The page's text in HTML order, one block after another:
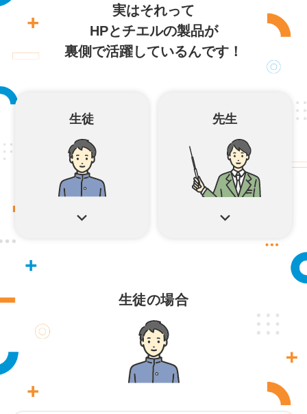
実はそれって
HPとチエルの製品が
裏側で活躍しているんです！
生徒 先生
生徒の場合